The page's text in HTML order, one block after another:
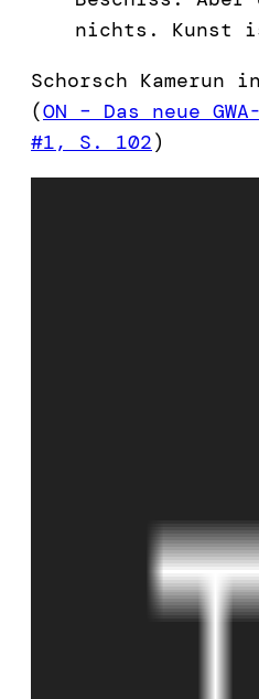
nichts. Kunst
Schorsch Kamerun
(ON – Das neue
#1, S. 102)